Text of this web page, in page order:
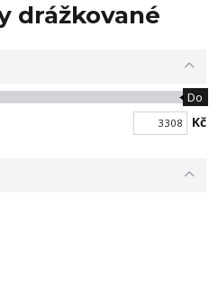
drážkované
Do
Kč